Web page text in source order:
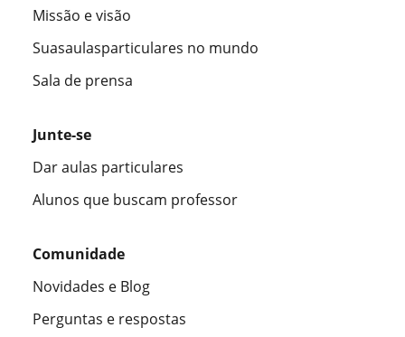
Missão e visão
Suasaulasparticulares no mundo
Sala de prensa
Junte-se
Dar aulas particulares
Alunos que buscam professor
Comunidade
Novidades e Blog
Perguntas e respostas